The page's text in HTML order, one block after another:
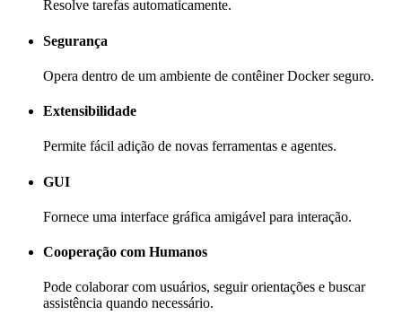
Resolve tarefas automaticamente.
Segurança
Opera dentro de um ambiente de contêiner Docker seguro.
Extensibilidade
Permite fácil adição de novas ferramentas e agentes.
GUI
Fornece uma interface gráfica amigável para interação.
Cooperação com Humanos
Pode colaborar com usuários, seguir orientações e buscar
assistência quando necessário.